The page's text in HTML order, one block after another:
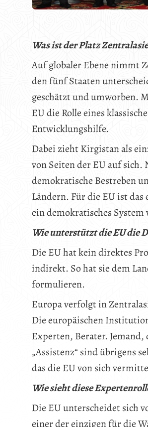
Was ist der Platz
Auf globaler Ebene nimmt
den fünf Staaten
geschätzt und umworben.
EU die Rolle eines
Entwicklungshilfe.
Dabei zieht Kirgistan als
von Seiten der EU auf
demokratische Bestreben
Ländern. Für die EU ist das
ein demokratisches
Wie unterstützt die EU die
Die EU hat kein direktes
indirekt. So hat sie dem
formulieren.
Europa verfolgt in
Die europäischen
Experten, Berater.
„Assistenz“ sind übrigens
das die EU von sich
Wie sieht diese
Die EU unterscheidet sich
einer der einzigen für die